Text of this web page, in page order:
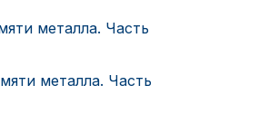
металла. Часть
металла. Часть